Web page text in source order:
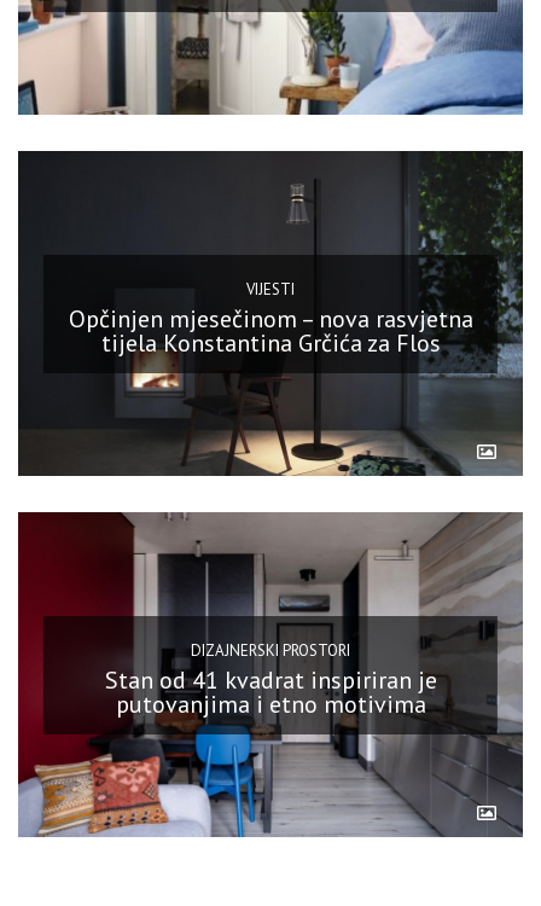
VIJESTI
Opčinjen mjesečinom – nova rasvjetna
tijela Konstantina Grčića za Flos
DIZAJNERSKI PROSTORI
Stan od 41 kvadrat inspiriran je
putovanjima i etno motivima